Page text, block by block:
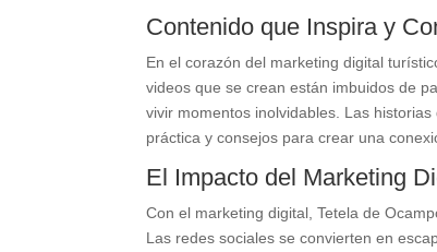
Contenido que Inspira y
En el corazón del marketing digital
videos que se crean están imbuidos de
vivir momentos inolvidables. Las
práctica y consejos para crear una
El Impacto del Marketing
Con el marketing digital, Tetela de
Las redes sociales se convierten en